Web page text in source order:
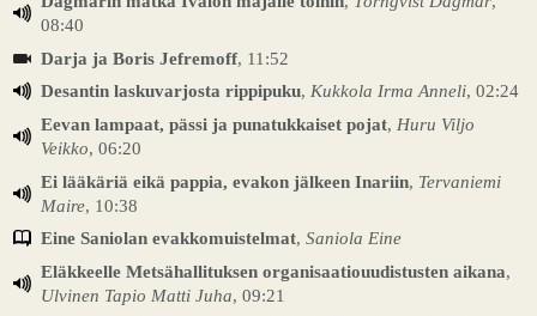
08:40
Darja ja Boris Jefremoff, 11:52
Desantin laskuvarjosta rippipuku, Kukkola Irma Anneli, 02:24
Eevan lampaat, pässi ja punatukkaiset pojat, Huru Viljo
Veikko, 06:20
Ei lääkäriä eikä pappia, evakon jälkeen Inariin, Tervaniemi
Maire, 10:38
Eine Saniolan evakkomuistelmat, Saniola Eine
Eläkkeelle Metsähallituksen organisaatiouudistusten aikana,
Ulvinen Tapio Matti Juha, 09:21